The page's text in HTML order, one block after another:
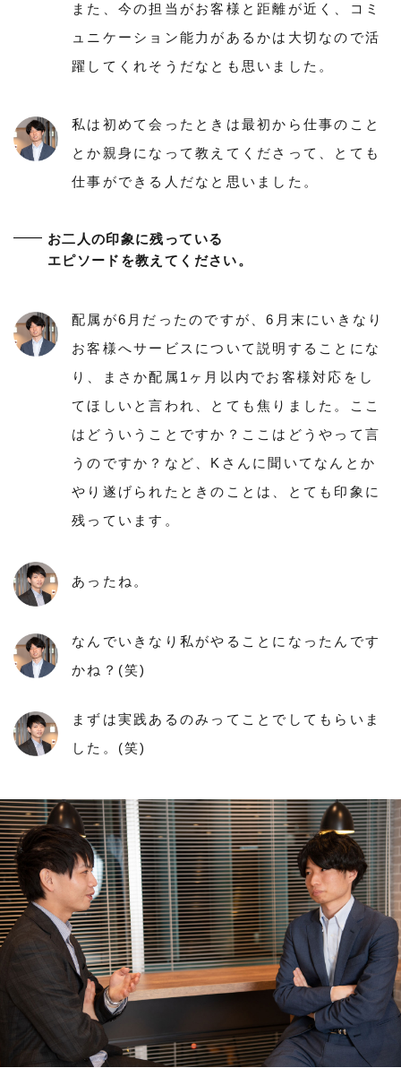
また、今の担当がお客様と距離が近く、コミ
ュニケーション能力があるかは大切なので活
躍してくれそうだなとも思いました。
私は初めて会ったときは最初から仕事のこと
とか親身になって教えてくださって、とても
仕事ができる人だなと思いました。
お二人の印象に残っている
エピソードを教えてください。
配属が6月だったのですが、6月末にいきなり
お客様へサービスについて説明することにな
り、まさか配属1ヶ月以内でお客様対応をし
てほしいと言われ、とても焦りました。ここ
はどういうことですか？ここはどうやって言
うのですか？など、Kさんに聞いてなんとか
やり遂げられたときのことは、とても印象に
残っています。
あったね。
なんでいきなり私がやることになったんです
かね？(笑)
まずは実践あるのみってことでしてもらいま
した。(笑)